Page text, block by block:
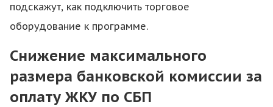
подскажут, как подключить торговое
оборудование к программе.
Снижение максимального
размера банковской комиссии за
оплату ЖКУ по СБП